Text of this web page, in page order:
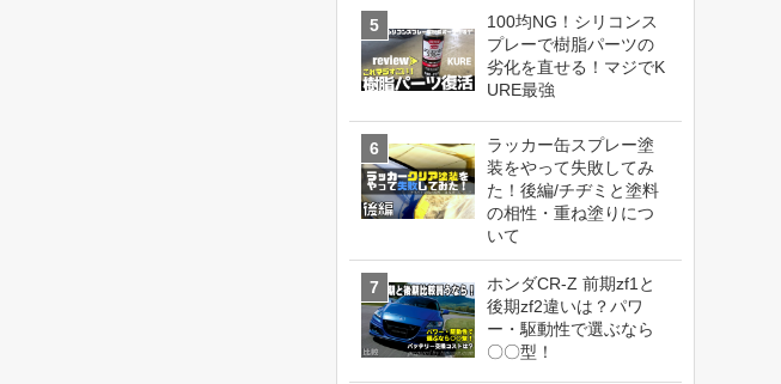
100均NG！シリコンス
プレーで樹脂パーツの
劣化を直せる！マジでK
URE最強
ラッカー缶スプレー塗
装をやって失敗してみ
た！後編/チヂミと塗料
の相性・重ね塗りにつ
いて
ホンダCR-Z 前期zf1と
後期zf2違いは？パワ
ー・駆動性で選ぶなら
〇〇型！